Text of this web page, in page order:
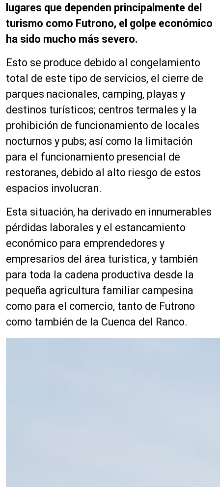
lugares que dependen principalmente del
turismo como Futrono, el golpe económico
ha sido mucho más severo.
Esto se produce debido al congelamiento
total de este tipo de servicios, el cierre de
parques nacionales, camping, playas y
destinos turísticos; centros termales y la
prohibición de funcionamiento de locales
nocturnos y pubs; así como la limitación
para el funcionamiento presencial de
restoranes, debido al alto riesgo de estos
espacios involucran.
Esta situación, ha derivado en innumerables
pérdidas laborales y el estancamiento
económico para emprendedores y
empresarios del área turística, y también
para toda la cadena productiva desde la
pequeña agricultura familiar campesina
como para el comercio, tanto de Futrono
como también de la Cuenca del Ranco.